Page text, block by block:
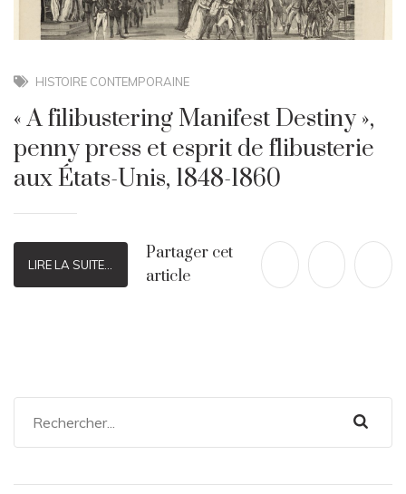
HISTOIRE CONTEMPORAINE
« A filibustering Manifest Destiny »,
penny press et esprit de flibusterie
aux États-Unis, 1848-1860
LIRE LA SUITE...
Partager cet
article